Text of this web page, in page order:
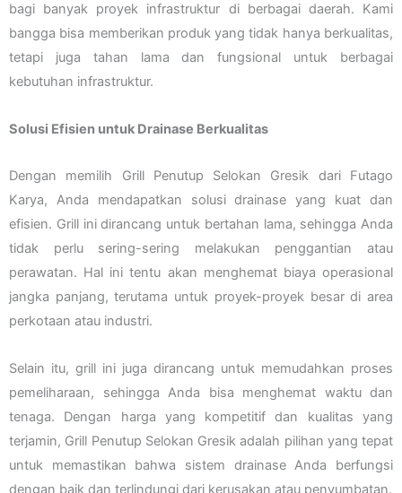
bagi banyak proyek infrastruktur di berbagai daerah. Kami
bangga bisa memberikan produk yang tidak hanya berkualitas,
tetapi juga tahan lama dan fungsional untuk berbagai
kebutuhan infrastruktur.
Solusi Efisien untuk Drainase Berkualitas
Dengan memilih Grill Penutup Selokan Gresik dari Futago
Karya, Anda mendapatkan solusi drainase yang kuat dan
efisien. Grill ini dirancang untuk bertahan lama, sehingga Anda
tidak perlu sering-sering melakukan penggantian atau
perawatan. Hal ini tentu akan menghemat biaya operasional
jangka panjang, terutama untuk proyek-proyek besar di area
perkotaan atau industri.
Selain itu, grill ini juga dirancang untuk memudahkan proses
pemeliharaan, sehingga Anda bisa menghemat waktu dan
tenaga. Dengan harga yang kompetitif dan kualitas yang
terjamin, Grill Penutup Selokan Gresik adalah pilihan yang tepat
untuk memastikan bahwa sistem drainase Anda berfungsi
dengan baik dan terlindungi dari kerusakan atau penyumbatan.